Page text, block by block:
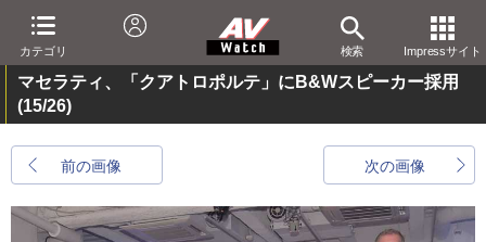
カテゴリ 検索 Impressサイト
マセラティ、「クアトロポルテ」にB&Wスピーカー採用
(15/26)
前の画像 次の画像